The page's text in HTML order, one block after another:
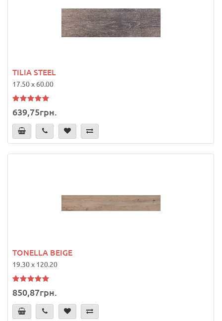
TILIA STEEL
17.50 x 60.00
639,75грн.
TONELLA BEIGE
19.30 x 120.20
850,87грн.